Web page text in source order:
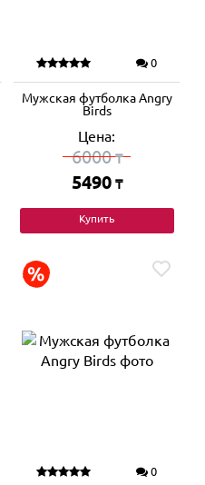
0
Мужская футболка Angry
Birds
Цена:
6000₸
5490 ₸
Купить
0